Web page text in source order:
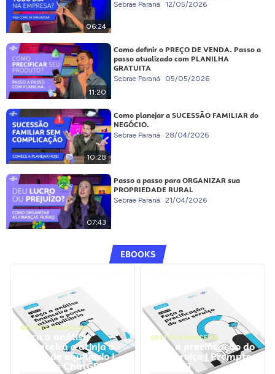
06:24
Sebrae Paraná 12/05/2026
11:20
Como definir o PREÇO DE VENDA. Passo a
passo atualizado com PLANILHA
GRATUITA
Sebrae Paraná 05/05/2026
10:28
Como planejar a SUCESSÃO FAMILIAR do
NEGÓCIO.
Sebrae Paraná 28/04/2026
07:43
Passo a passo para ORGANIZAR sua
PROPRIEDADE RURAL
Sebrae Paraná 21/04/2026
EBOOKS
GESTÃO FINANCEIRA
Faça a análise
financeira e atinja o
ponto de equilíbrio |
Prompts ChatGPT
GESTÃO FINANCEIRA
Faça a precificação do
seu serviço | Prompts
ChatGPT